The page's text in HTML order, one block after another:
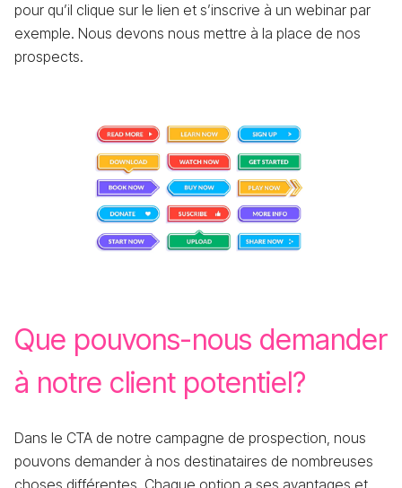
pour qu’il clique sur le lien et s’inscrive à un webinar par
exemple. Nous devons nous mettre à la place de nos
prospects.
Que pouvons-nous demander
à notre client potentiel?
Dans le CTA de notre campagne de prospection, nous
pouvons demander à nos destinataires de nombreuses
choses différentes. Chaque option a ses avantages et